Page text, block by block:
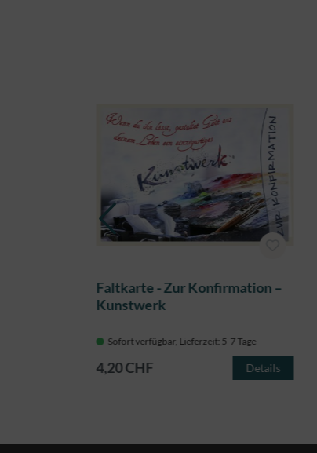
Faltkarte - Zur Konfirmation –
Kunstwerk
Sofort verfügbar, Lieferzeit: 5-7 Tage
4,20 CHF Details